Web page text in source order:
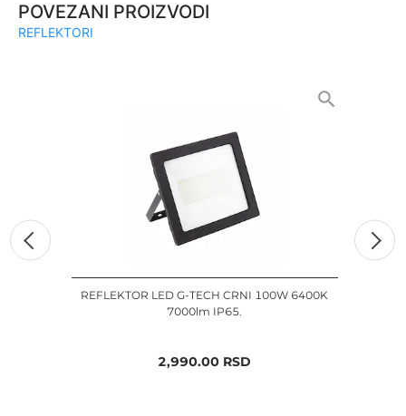
POVEZANI PROIZVODI
REFLEKTORI
REFLEKTOR LED G-TECH CRNI 100W 6400K
7000lm IP65.
2,990.00 RSD